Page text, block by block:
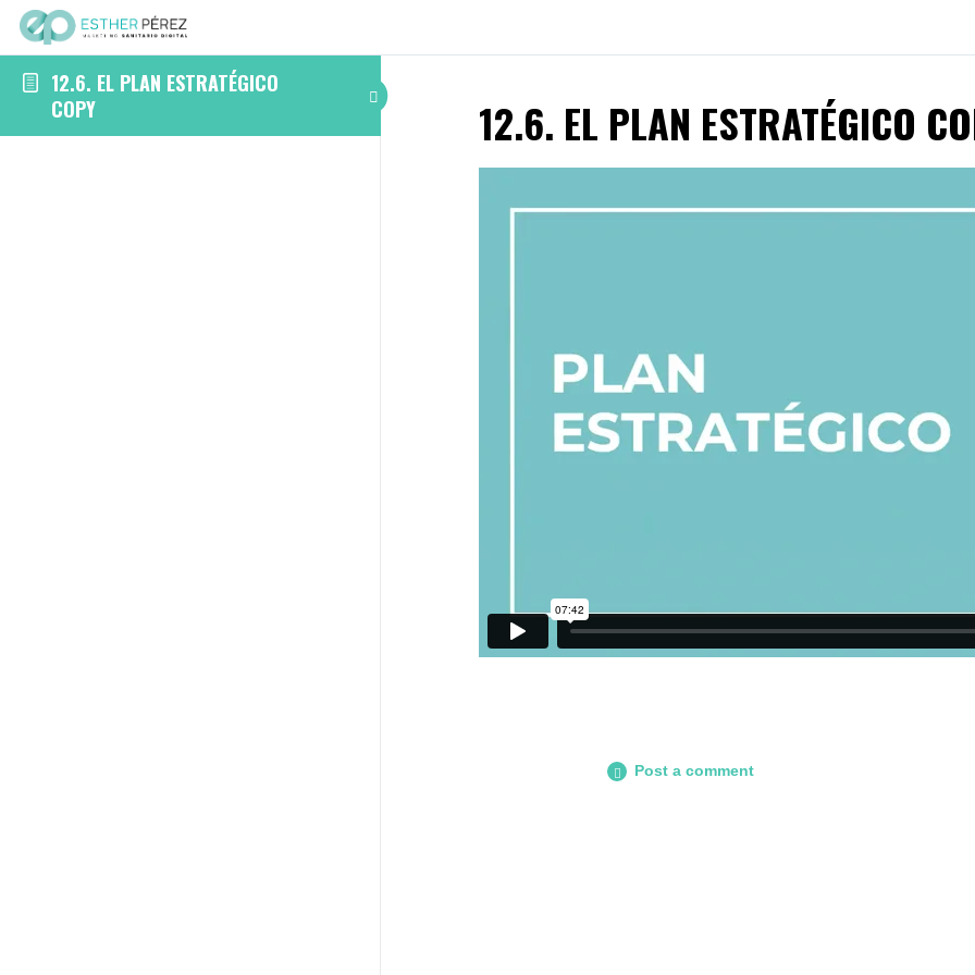
12.6. EL PLAN ESTRATÉGICO
COPY
12.6. EL PLAN ESTRATÉGICO
Post a comment